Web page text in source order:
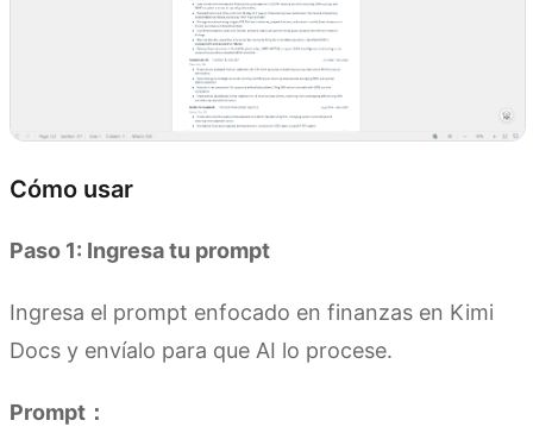
Cómo usar
Paso 1: Ingresa tu prompt
Ingresa el prompt enfocado en finanzas en Kimi
Docs y envíalo para que AI lo procese.
Prompt：